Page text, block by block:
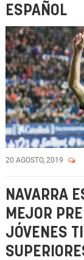
ESPAÑOL
20 AGOSTO, 2019
NAVARRA
MEJOR
JÓVENES